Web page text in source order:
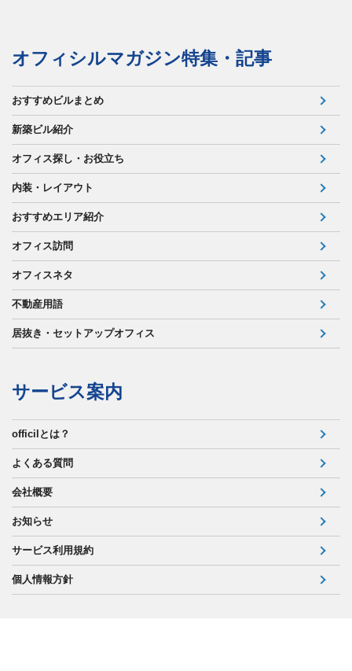
オフィシルマガジン特集・記事
おすすめビルまとめ
新築ビル紹介
オフィス探し・お役立ち
内装・レイアウト
おすすめエリア紹介
オフィス訪問
オフィスネタ
不動産用語
居抜き・セットアップオフィス
サービス案内
officilとは？
よくある質問
会社概要
お知らせ
サービス利用規約
個人情報方針